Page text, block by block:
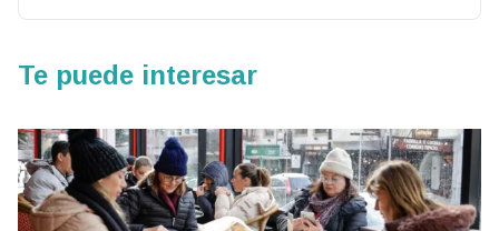
Te puede interesar